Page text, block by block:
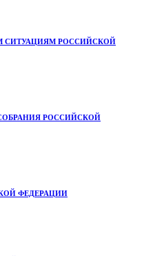
СИТУАЦИЯМ РОССИЙСКОЙ
РОССИЙСКОЙ
ФЕДЕРАЦИИ